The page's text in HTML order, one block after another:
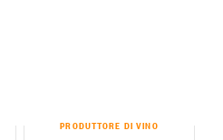
PRODUTTORE DI VINO